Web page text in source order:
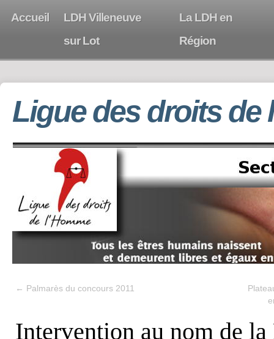
Accueil
LDH Villeneuve
sur Lot
La LDH en
Région
Ligue des droits de
← Palmarès du concours 2011
Intervention au nom de la